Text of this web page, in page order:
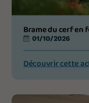
Brame du cerf en
01/10/2026
Découvrir cette